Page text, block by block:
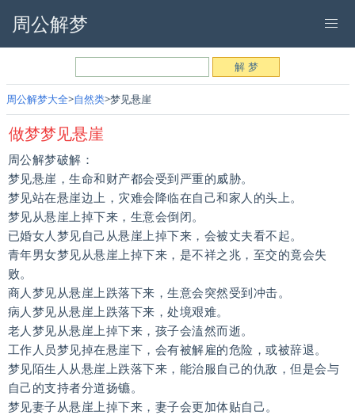
周公解梦
周公解梦大全 自然类 梦见悬崖
做梦梦见悬崖
周公解梦破解：
梦见悬崖，生命和财产都会受到严重的威胁。
梦见站在悬崖边上，灾难会降临在自己和家人的头上。
梦见从悬崖上掉下来，生意会倒闭。
已婚女人梦见自己从悬崖上掉下来，会被丈夫看不起。
青年男女梦见从悬崖上掉下来，是不祥之兆，至交的竟会失
败。
商人梦见从悬崖上跌落下来，生意会突然受到冲击。
病人梦见从悬崖上跌落下来，处境艰难。
老人梦见从悬崖上掉下来，孩子会溘然而逝。
工作人员梦见掉在悬崖下，会有被解雇的危险，或被辞退。
梦见陌生人从悬崖上跌落下来，能治服自己的仇敌，但是会与
自己的支持者分道扬镳。
梦见妻子从悬崖上掉下来，妻子会更加体贴自己。